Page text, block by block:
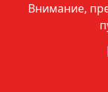
Внимание,